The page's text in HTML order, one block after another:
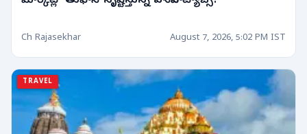
Ch Rajasekhar August 7, 2026, 5:02 PM IST
TRAVEL